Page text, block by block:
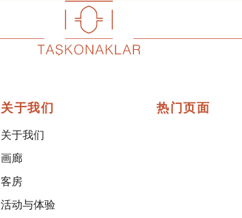
关于我们
关于我们
画廊
客房
活动与体验
热门页面